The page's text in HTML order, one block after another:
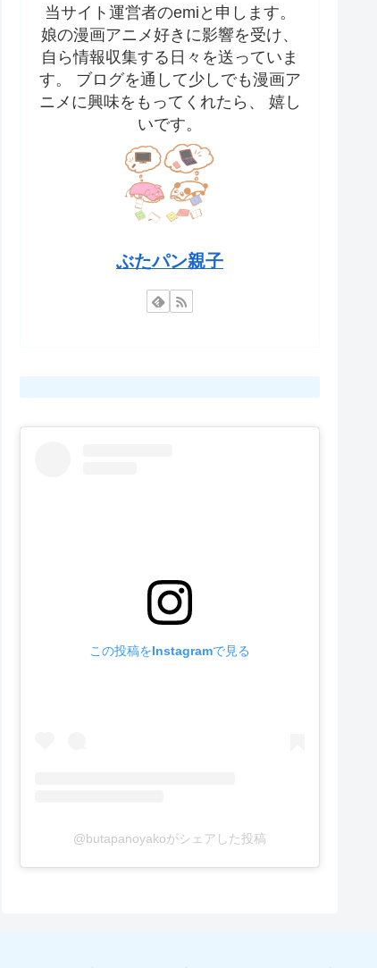
当サイト運営者のemiと申します。
娘の漫画アニメ好きに影響を受け、
自ら情報収集する日々を送っていま
す。 ブログを通して少しでも漫画ア
ニメに興味をもってくれたら、 嬉し
いです。
ぶたパン親子
この投稿をInstagramで見る
@butapanoyakoがシェアした投稿